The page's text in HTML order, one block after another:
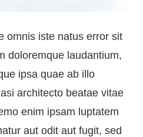
omnis iste natus error sit
doloremque laudantium,
ipsa quae ab illo
architecto beatae vitae
enim ipsam luptatem
aut odit aut fugit, sed